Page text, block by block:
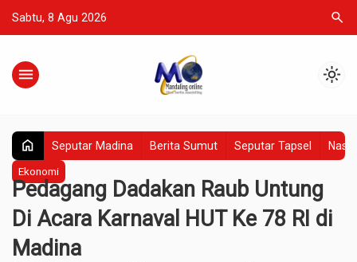
Sabtu, 8 Agu 2026 search
menu light_mode
home Seputar Madina Berita Sumut Seputar Tapsel
Ekonomi
Pedagang Dadakan Raub Untung
Di Acara Karnaval HUT Ke 78 RI di
Madina